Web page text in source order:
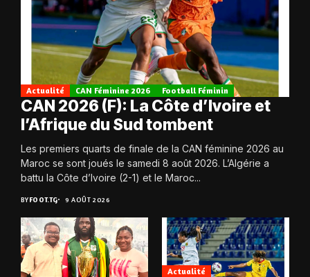
Actualité CAN Féminine 2026 Football Féminin
CAN 2026 (F): La Côte d’Ivoire et
l’Afrique du Sud tombent
Les premiers quarts de finale de la CAN féminine 2026 au
Maroc se sont joués le samedi 8 août 2026. L’Algérie a
battu la Côte d’Ivoire (2-1) et le Maroc...
BYFOOT.TG 9 AOÛT 2026
Actualité